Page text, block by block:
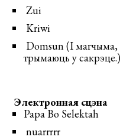
Zui
Kriwi
Domsun (І магчыма,
трымаюць у сакрэце.)
Электронная сцэна
Papa Bo Selektah
nuarrrrr